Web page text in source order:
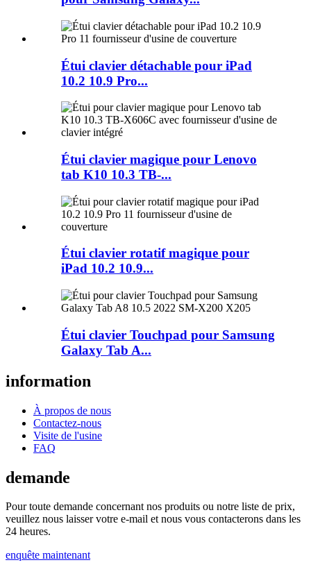
Étui clavier détachable pour iPad
10.2 10.9 Pro...
Étui clavier magique pour Lenovo
tab K10 10.3 TB-...
Étui clavier rotatif magique pour
iPad 10.2 10.9...
Étui clavier Touchpad pour Samsung
Galaxy Tab A...
information
À propos de nous
Contactez-nous
Visite de l'usine
FAQ
demande
Pour toute demande concernant nos produits ou notre liste de prix,
veuillez nous laisser votre e-mail et nous vous contacterons dans les
24 heures.
enquête maintenant